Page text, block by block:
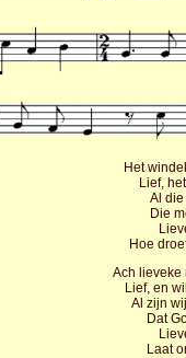
Het
Lief,
Al
Die
Hoe
Ach lieveke
Lief, en
Al zijn
Dat
Laat